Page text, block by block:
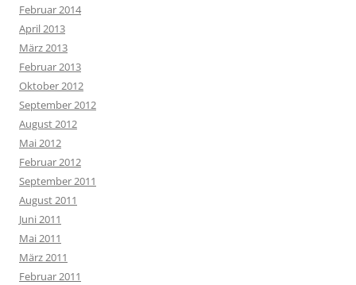
Februar 2014
April 2013
März 2013
Februar 2013
Oktober 2012
September 2012
August 2012
Mai 2012
Februar 2012
September 2011
August 2011
Juni 2011
Mai 2011
März 2011
Februar 2011